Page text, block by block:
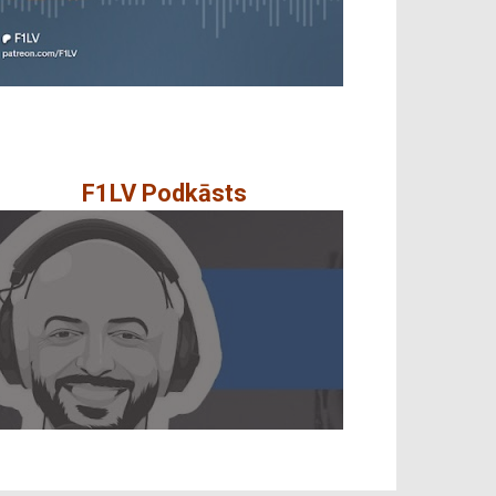
F1LV Podkāsts